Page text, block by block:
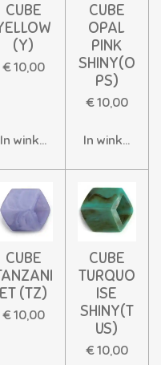
CUBE
(Y)
€ 10,00
In winkelwagen
CUBE
OPAL
PINK
SHINY(O
PS)
€ 10,00
In
CUBE
ET (TZ)
€ 10,00
CUBE
TURQUO
ISE
SHINY(T
US)
€ 10,00